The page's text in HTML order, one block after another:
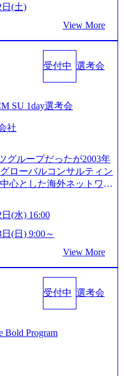
メガベンチャー。創業か
our-
https://stor
public/imag
4887-84d7-34c8d8544226_1
投資の元、10以上もの新規
スキルを1社で身に着ける
かする「オールインハウ
社内公募制度を用いて主
円超のかっこいいオフィ
ング、新卒注目ランキン
字事業でも投資して長期
対面でのコミュニケーシ
勤務。1日の労働時間平均
～最長16:00 2026年8月10
る場合は、厳正なる審査
ます。ご了承ください。
→ 面接(会社説明会終了
て実施します。 ※参加
に適性検査をご受検いた
やスキル、そして適性や
いており、Fortune Globa
ストリテイリングにおけ
プのDX化支援」「ヴィヴ
発」など多岐にわたる コ
2021年にはKDDIと合弁会
人工知能とデータアナリテ
採用資料 (https://www.ac
女性の活躍につ
社員発信
jp-ja/blogs/japan-
経営」 (https://business.ni
) 規模拡大で成功する理
ーケティングのトップ人
article/detail/45446) エン
社に入って、何が変わっ
post-288838) プラダ：ラグ
luxury-product-customizati
(https://www.accenture.co
pharmaceutical)（ストラテ
バンク：初のオンライン
communications-media/so
の先進事例を実現 (http
日(土)
View More
受付中 選考会
SU 1day選考会
社
グループだったが2003年
ローバルコンサルティン
心とした海外ネットワー
サルティングファーム
ンドメッセージに掲げ、
産業の課題を解決し、未
的価値の追求にも貢献 NE
現在はNECのグループ会
験を持つ約6,000名を超
金融、製造、流通、エネ
日本市場No.1を誇り、全
いる また、日本国内企業
(水) 16:00
(日) 9:00～
View More
受付中 選考会
Bold Program